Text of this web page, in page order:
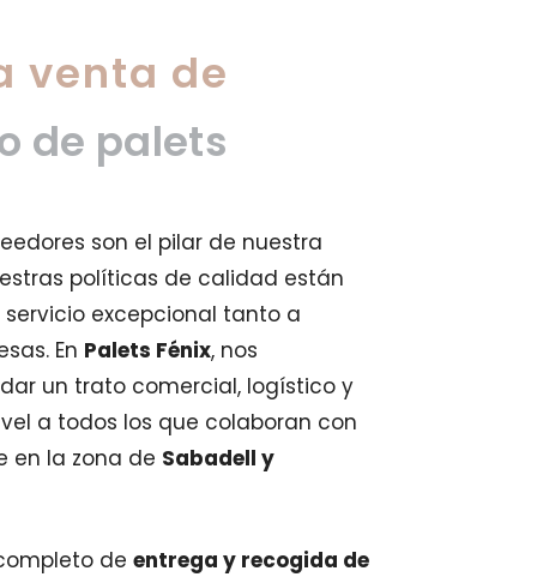
venta de
de palets
son el pilar de nuestra
políticas de calidad están
excepcional tanto a
En Palets Fénix, nos
un trato comercial, logístico y
a todos los que colaboran con
en la zona de Sabadell y
de entrega y recogida de